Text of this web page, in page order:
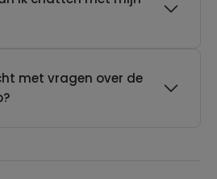
met vragen over de